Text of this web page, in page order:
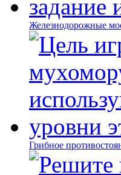
Железнодорожные
Грибное